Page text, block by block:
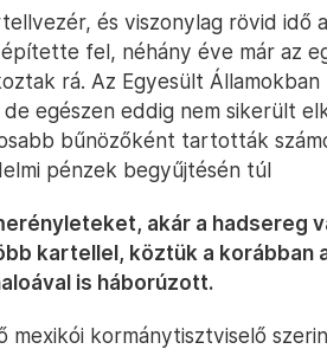
és viszonylag rövid idő
fel, néhány éve már az
rá. Az Egyesült Államokban
egészen eddig nem sikerült
bűnözőként tartották
pénzek begyűjtésén túl
akár a hadsereg
kartellel, köztük a korábban
is háborúzott.
kormánytisztviselő